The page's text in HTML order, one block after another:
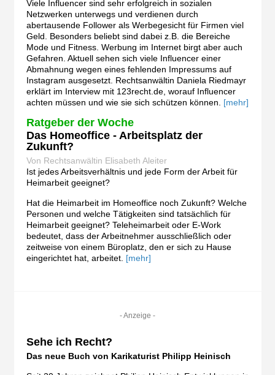
Viele Influencer sind sehr erfolgreich in sozialen
Netzwerken unterwegs und verdienen durch
abertausende Follower als Werbegesicht für Firmen viel
Geld. Besonders beliebt sind dabei z.B. die Bereiche
Mode und Fitness. Werbung im Internet birgt aber auch
Gefahren. Aktuell sehen sich viele Influencer einer
Abmahnung wegen eines fehlenden Impressums auf
Instagram ausgesetzt. Rechtsanwältin Daniela Riedmayr
erklärt im Interview mit 123recht.de, worauf Influencer
achten müssen und wie sie sich schützen können. [mehr]
Ratgeber der Woche
Das Homeoffice - Arbeitsplatz der
Zukunft?
Von Rechtsanwältin Elisabeth Aleiter
Ist jedes Arbeitsverhältnis und jede Form der Arbeit für
Heimarbeit geeignet?
Hat die Heimarbeit im Homeoffice noch Zukunft? Welche
Personen und welche Tätigkeiten sind tatsächlich für
Heimarbeit geeignet? Teleheimarbeit oder E-Work
bedeutet, dass der Arbeitnehmer ausschließlich oder
zeitweise von einem Büroplatz, den er sich zu Hause
eingerichtet hat, arbeitet. [mehr]
- Anzeige -
Sehe ich Recht?
Das neue Buch von Karikaturist Philipp Heinisch